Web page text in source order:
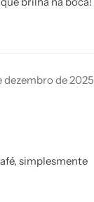
dezembro de 2025
simplesmente